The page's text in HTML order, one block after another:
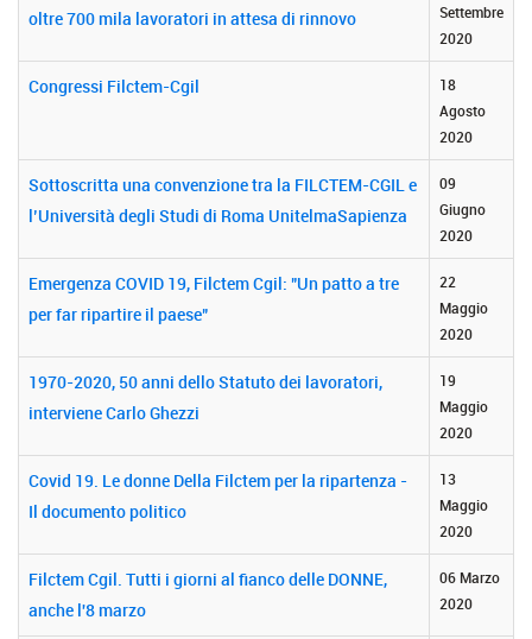
oltre 700 mila lavoratori in attesa di rinnovo
Settembre
2020
Congressi Filctem-Cgil
18
Agosto
2020
Sottoscritta una convenzione tra la FILCTEM-CGIL e
l’Università degli Studi di Roma UnitelmaSapienza
09
Giugno
2020
Emergenza COVID 19, Filctem Cgil: "Un patto a tre
per far ripartire il paese"
22
Maggio
2020
1970-2020, 50 anni dello Statuto dei lavoratori,
interviene Carlo Ghezzi
19
Maggio
2020
Covid 19. Le donne Della Filctem per la ripartenza -
Il documento politico
13
Maggio
2020
Filctem Cgil. Tutti i giorni al fianco delle DONNE,
anche l'8 marzo
06 Marzo
2020